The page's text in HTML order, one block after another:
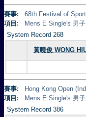
賽事:
68th Festival of
項目:
Mens E Single's 男
System Record 268
黃曉俊 WONG
賽事:
Hong Kong Open
項目:
Mens E Single's 男
System Record 386